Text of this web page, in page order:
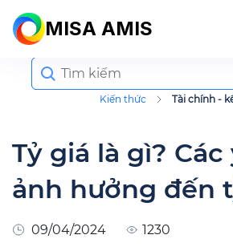
MISA AMIS
Kiến thức Tài chính -
Search
for:
Tỷ giá là gì?
ảnh hưởng đến
09/04/2024 1230